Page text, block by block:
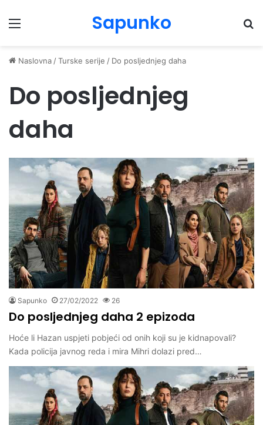
Menu Sapunko
Naslovna /Turske serije / Do posljednjeg daha
Do posljednjeg
daha
Sapunko 27/02/2022 26
Do posljednjeg daha 2 epizoda
Hoće li Hazan uspjeti pobjeći od onih koji su je kidnapovali?
Kada policija javnog reda i mira Mihri dolazi pred…